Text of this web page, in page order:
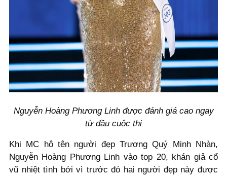
Nguyễn Hoàng Phương Linh được đánh giá cao ngay
từ đầu cuộc thi
Khi MC hô tên người đẹp Trương Quý Minh Nhàn,
Nguyễn Hoàng Phương Linh vào top 20, khán giả cổ
vũ nhiệt tình bởi vì trước đó hai người đẹp này được